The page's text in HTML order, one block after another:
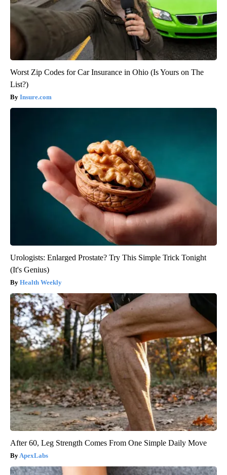
Worst Zip Codes for Car Insurance in Ohio (Is Yours on The
List?)
Insure.com
Urologists: Enlarged Prostate? Try This Simple Trick Tonight
(It's Genius)
Health Weekly
After 60, Leg Strength Comes From One Simple Daily Move
ApexLabs